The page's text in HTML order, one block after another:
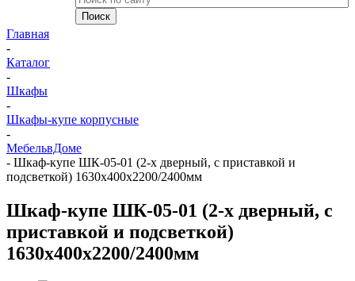
Главная
-
Каталог
-
Шкафы
-
Шкафы-купе корпусные
-
МебельвДоме
- Шкаф-купе ШК-05-01 (2-х дверный, с приставкой и
подсветкой) 1630х400х2200/2400мм
Шкаф-купе ШК-05-01 (2-х дверный, с
приставкой и подсветкой)
1630х400х2200/2400мм